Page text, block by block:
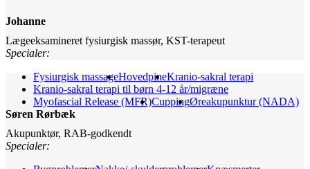
Johanne
Lægeeksamineret fysiurgisk massør, KST-terapeut
Specialer:
Fysiurgisk massageHovedpineKranio-sakral terapi
Kranio-sakral terapi til børn 4-12 år/migræne
Myofascial Release (MFR)CuppingØreakupunktur (NADA)
Søren Rørbæk
Akupunktør, RAB-godkendt
Specialer: